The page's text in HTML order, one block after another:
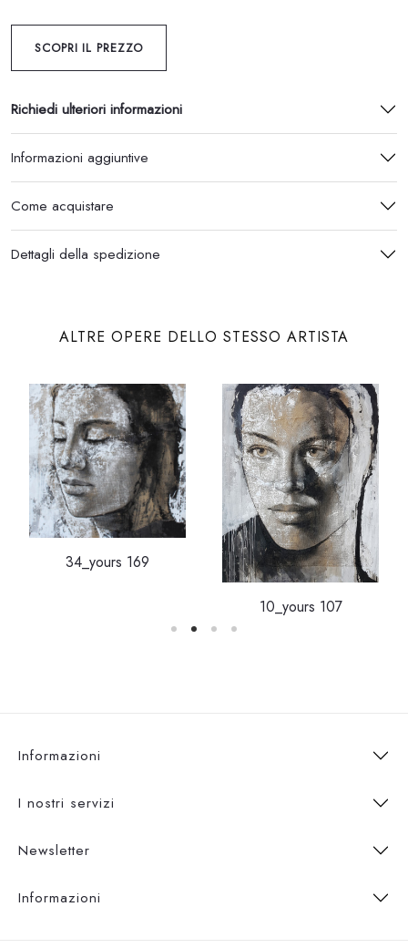
SCOPRI IL PREZZO
Richiedi ulteriori informazioni
Informazioni aggiuntive
Come acquistare
Dettagli della spedizione
ALTRE OPERE DELLO STESSO ARTISTA
34_yours 169
10_yours 107
Informazioni
I nostri servizi
Newsletter
Informazioni